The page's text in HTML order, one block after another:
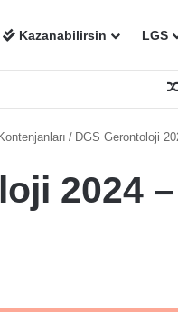
Kazanabilirsin LGS
/ DGS Gerontoloji
2024